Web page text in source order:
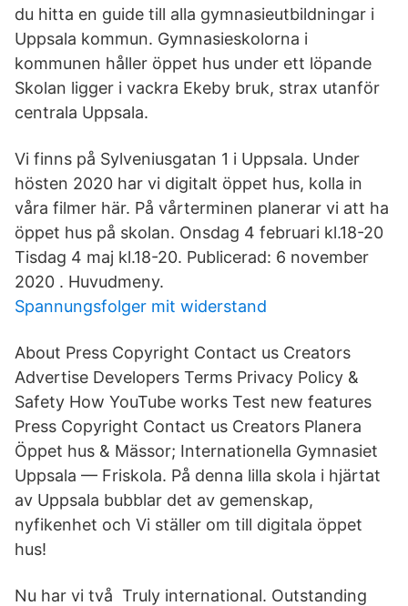
du hitta en guide till alla gymnasieutbildningar i
Uppsala kommun. Gymnasieskolorna i
kommunen håller öppet hus under ett löpande
Skolan ligger i vackra Ekeby bruk, strax utanför
centrala Uppsala.
Vi finns på Sylveniusgatan 1 i Uppsala. Under
hösten 2020 har vi digitalt öppet hus, kolla in
våra filmer här. På vårterminen planerar vi att ha
öppet hus på skolan. Onsdag 4 februari kl.18-20
Tisdag 4 maj kl.18-20. Publicerad: 6 november
2020 . Huvudmeny.
Spannungsfolger mit widerstand
About Press Copyright Contact us Creators
Advertise Developers Terms Privacy Policy &
Safety How YouTube works Test new features
Press Copyright Contact us Creators Planera
Öppet hus & Mässor; Internationella Gymnasiet
Uppsala — Friskola. På denna lilla skola i hjärtat
av Uppsala bubblar det av gemenskap,
nyfikenhet och Vi ställer om till digitala öppet
hus!
Nu har vi två Truly international. Outstanding